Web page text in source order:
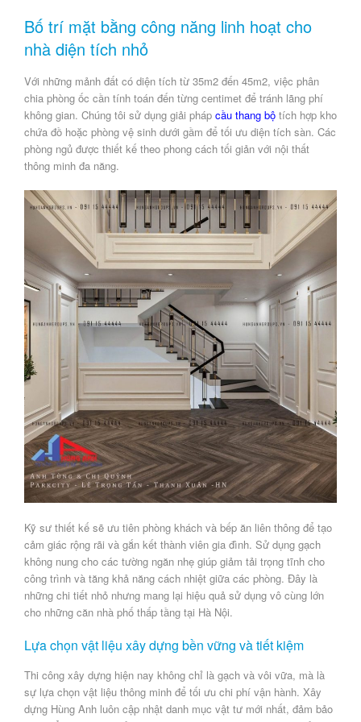
Bố trí mặt bằng công năng linh hoạt cho
nhà diện tích nhỏ
Với những mảnh đất có diện tích từ 35m2 đến 45m2, việc phân
chia phòng ốc cần tính toán đến từng centimet để tránh lãng phí
không gian. Chúng tôi sử dụng giải pháp cầu thang bộ tích hợp kho
chứa đồ hoặc phòng vệ sinh dưới gầm để tối ưu diện tích sàn. Các
phòng ngủ được thiết kế theo phong cách tối giản với nội thất
thông minh đa năng.
Kỹ sư thiết kế sẽ ưu tiên phòng khách và bếp ăn liên thông để tạo
cảm giác rộng rãi và gắn kết thành viên gia đình. Sử dụng gạch
không nung cho các tường ngăn nhẹ giúp giảm tải trọng tĩnh cho
công trình và tăng khả năng cách nhiệt giữa các phòng. Đây là
những chi tiết nhỏ nhưng mang lại hiệu quả sử dụng vô cùng lớn
cho những căn nhà phố thấp tầng tại Hà Nội.
Lựa chọn vật liệu xây dựng bền vững và tiết kiệm
Thi công xây dựng hiện nay không chỉ là gạch và vôi vữa, mà là
sự lựa chọn vật liệu thông minh để tối ưu chi phí vận hành. Xây
dựng Hùng Anh luôn cập nhật danh mục vật tư mới nhất, đảm bảo